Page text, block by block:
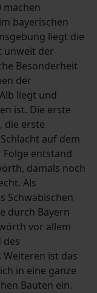
machen
bayerischen
liegt die
unweit der
Besonderheit
der
liegt und
ist. Die erste
die erste
auf dem
Folge entstand
damals noch
Als
Schwäbischen
durch Bayern
vor allem
des
ist das
in eine ganze
Bauten ein.